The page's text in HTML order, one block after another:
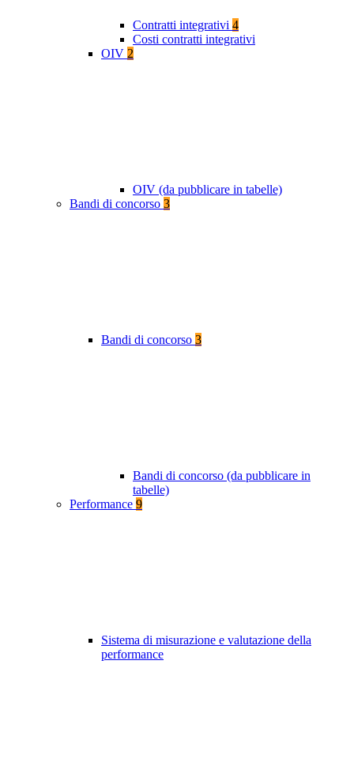
Contratti integrativi 4
Costi contratti integrativi
OIV 2
OIV (da pubblicare in tabelle)
Bandi di concorso 3
Bandi di concorso 3
Bandi di concorso (da pubblicare in
tabelle)
Performance 9
Sistema di misurazione e valutazione della
performance